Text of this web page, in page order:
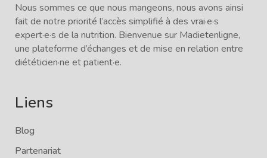
Nous sommes ce que nous mangeons, nous avons ainsi
fait de notre priorité l’accès simplifié à des vrai·e·s
expert·e·s de la nutrition. Bienvenue sur Madietenligne,
une plateforme d’échanges et de mise en relation entre
diététicien·ne et patient·e.
Liens
Blog
Partenariat